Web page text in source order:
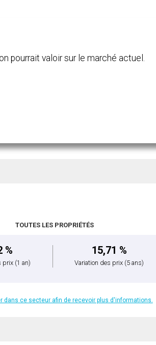
pourrait valoir sur le marché actuel.
TOUTES LES PROPRIÉTÉS
%
prix (1 an)
15,71 %
Variation des prix (5 ans)
dans ce secteur afin de recevoir plus d'informations.